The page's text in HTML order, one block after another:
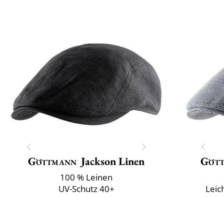
Göttmann Jackson Linen
100 % Leinen
UV-Schutz 40+